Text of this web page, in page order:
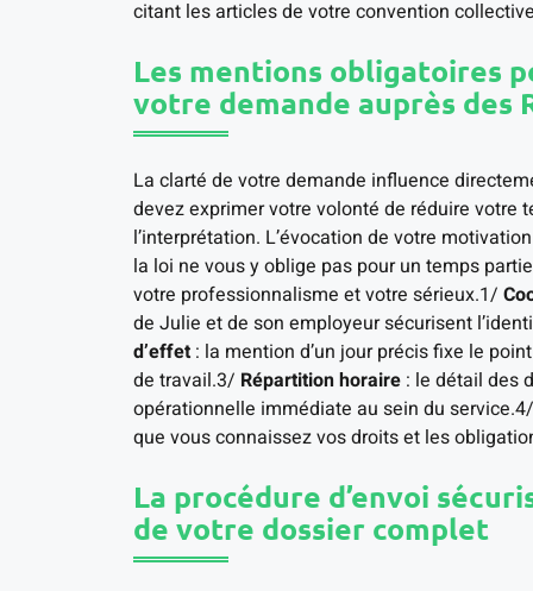
citant les articles de votre convention
Les mentions obligatoires
votre demande auprès des
La clarté de votre demande influence
devez exprimer votre volonté de réduire votre
l’interprétation. L’évocation de votre
la loi ne vous y oblige pas pour un temps
votre professionnalisme et votre sérieux.1/
de Julie et de son employeur sécurisent
d’effet: la mention d’un jour précis fixe le
de travail.3/ Répartition horaire : le détail des
opérationnelle immédiate au sein du
que vous connaissez vos droits et les
La procédure d’envoi
de votre dossier complet